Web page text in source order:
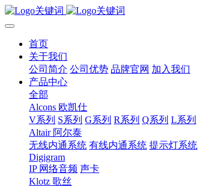
首页
关于我们
公司简介 公司优势 品牌官网 加入我们
产品中心
全部
Alcons 欧凯仕
V系列 S系列 G系列 R系列 Q系列 L系列
Altair 阿尔泰
无线内通系统 有线内通系统 提示灯系统
Digigram
IP 网络音频 声卡
Klotz 歌丝